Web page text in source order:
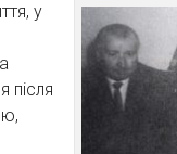
у
після